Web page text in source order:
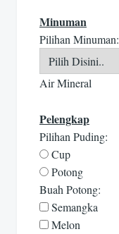
Minuman
Pilihan Minuman:
Air Mineral
Pelengkap
Pilihan Puding:
Cup
Potong
Buah Potong:
Semangka
Melon